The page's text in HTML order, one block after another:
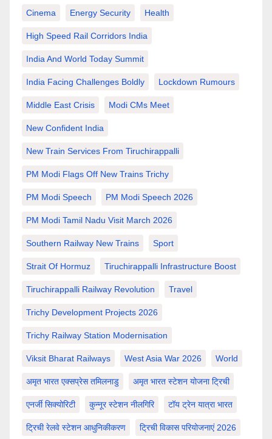
Cinema Energy Security Health
High Speed Rail Corridors India
India And World Today Summit
India Facing Challenges Boldly Lockdown Rumours
Middle East Crisis Modi CMs Meet
New Confident India
New Train Services From Tiruchirappalli
PM Modi Flags Off New Trains Trichy
PM Modi Speech PM Modi Speech 2026
PM Modi Tamil Nadu Visit March 2026
Southern Railway New Trains Sport
Strait Of Hormuz Tiruchirappalli Infrastructure Boost
Tiruchirappalli Railway Revolution Travel
Trichy Development Projects 2026
Trichy Railway Station Modernisation
Viksit Bharat Railways West Asia War 2026 World
अमृत भारत एक्सप्रेस तमिलनाडु अमृत भारत स्टेशन योजना ट्रिची
एनर्जी सिक्योरिटी कुन्नूर स्टेशन नीलगिरि टॉय ट्रेन यात्रा भारत
ट्रिची रेलवे स्टेशन आधुनिकीकरण ट्रिची विकास परियोजनाएं 2026